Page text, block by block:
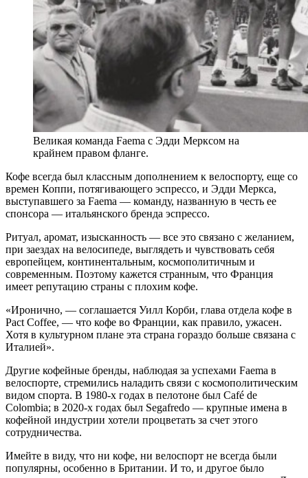
Великая команда Faema с Эдди Мерксом на
крайнем правом фланге.
Кофе всегда был классным дополнением к велоспорту, еще со
времен Коппи, потягивающего эспрессо, и Эдди Меркса,
выступавшего за Faema — команду, названную в честь ее
спонсора — итальянского бренда эспрессо.
Ритуал, аромат, изысканность — все это связано с желанием,
при заездах на велосипеде, выглядеть и чувствовать себя
европейцем, континентальным, космополитичным и
современным. Поэтому кажется странным, что Франция
имеет репутацию страны с плохим кофе.
«Иронично, — соглашается Уилл Корби, глава отдела кофе в
Pact Coffee, — что кофе во Франции, как правило, ужасен.
Хотя в культурном плане эта страна гораздо больше связана с
Италией».
Другие кофейные бренды, наблюдая за успехами Faema в
велоспорте, стремились наладить связи с космополитическим
видом спорта. В 1980-х годах в пелотоне был Café de
Colombia; в 2020-х годах был Segafredo — крупные имена в
кофейной индустрии хотели процветать за счет этого
сотрудничества.
Имейте в виду, что ни кофе, ни велоспорт не всегда были
популярны, особенно в Британии. И то, и другое было